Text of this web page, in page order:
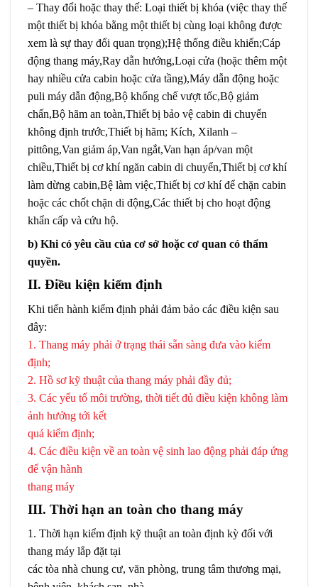
– Thay đổi hoặc thay thế: Loại thiết bị khóa (việc thay thế
một thiết bị khóa bằng một thiết bị cùng loại không được
xem là sự thay đổi quan trọng);Hệ thống điều khiển;Cáp
động thang máy,Ray dẫn hướng,Loại cửa (hoặc thêm một
hay nhiều cửa cabin hoặc cửa tầng),Máy dẫn động hoặc
puli máy dẫn động,Bộ khống chế vượt tốc,Bộ giảm
chấn,Bộ hãm an toàn,Thiết bị bảo vệ cabin di chuyển
không định trước,Thiết bị hãm; Kích, Xilanh –
pittông,Van giảm áp,Van ngắt,Van hạn áp/van một
chiều,Thiết bị cơ khí ngăn cabin di chuyển,Thiết bị cơ khí
làm dừng cabin,Bệ làm việc,Thiết bị cơ khí để chặn cabin
hoặc các chốt chặn di động,Các thiết bị cho hoạt động
khẩn cấp và cứu hộ.
b) Khi có yêu cầu của cơ sở hoặc cơ quan có thẩm
quyền.
II. Điều kiện kiểm định
Khi tiến hành kiểm định phải đảm bảo các điều kiện sau
đây:
1. Thang máy phải ở trạng thái sẵn sàng đưa vào kiểm
định;
2. Hồ sơ kỹ thuật của thang máy phải đầy đủ;
3. Các yếu tố môi trường, thời tiết đủ điều kiện không làm
ảnh hưởng tới kết
quả kiểm định;
4. Các điều kiện về an toàn vệ sinh lao động phải đáp ứng
để vận hành
thang máy
III. Thời hạn an toàn cho thang máy
1. Thời hạn kiểm định kỹ thuật an toàn định kỳ đối với
thang máy lắp đặt tại
các tòa nhà chung cư, văn phòng, trung tâm thương mại,